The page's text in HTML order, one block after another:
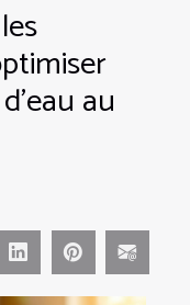
au